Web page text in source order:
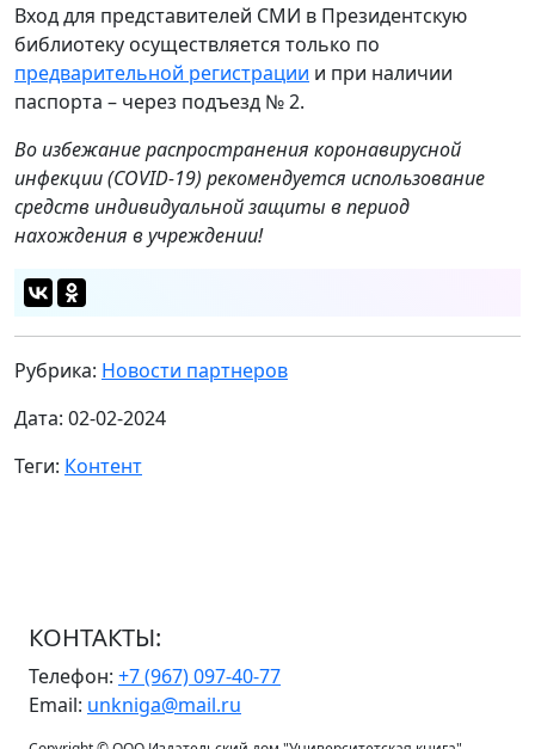
Вход для представителей СМИ в Президентскую
библиотеку осуществляется только по
предварительной регистрации и при наличии
паспорта – через подъезд № 2.
Во избежание распространения коронавирусной
инфекции (COVID-19) рекомендуется использование
средств индивидуальной защиты в период
нахождения в учреждении!
Рубрика: Новости партнеров
Дата: 02-02-2024
Теги: Контент
КОНТАКТЫ:
Телефон: +7 (967) 097-40-77
Email: unkniga@mail.ru